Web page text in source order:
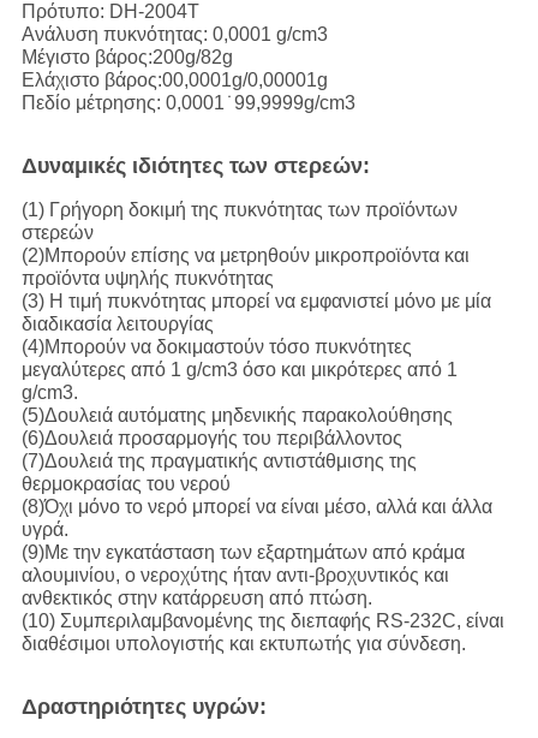
Πρότυπο: DH-2004T
Ανάλυση πυκνότητας: 0,0001 g/cm3
Μέγιστο βάρος:200g/82g
Ελάχιστο βάρος:00,0001g/0,00001g
Πεδίο μέτρησης: 0,0001 ̇ 99,9999g/cm3
Δυναμικές ιδιότητες των στερεών:
(1) Γρήγορη δοκιμή της πυκνότητας των προϊόντων
στερεών
(2)Μπορούν επίσης να μετρηθούν μικροπροϊόντα και
προϊόντα υψηλής πυκνότητας
(3) Η τιμή πυκνότητας μπορεί να εμφανιστεί μόνο με μία
διαδικασία λειτουργίας
(4)Μπορούν να δοκιμαστούν τόσο πυκνότητες
μεγαλύτερες από 1 g/cm3 όσο και μικρότερες από 1
g/cm3.
(5)Δουλειά αυτόματης μηδενικής παρακολούθησης
(6)Δουλειά προσαρμογής του περιβάλλοντος
(7)Δουλειά της πραγματικής αντιστάθμισης της
θερμοκρασίας του νερού
(8)Όχι μόνο το νερό μπορεί να είναι μέσο, αλλά και άλλα
υγρά.
(9)Με την εγκατάσταση των εξαρτημάτων από κράμα
αλουμινίου, ο νεροχύτης ήταν αντι-βροχυντικός και
ανθεκτικός στην κατάρρευση από πτώση.
(10) Συμπεριλαμβανομένης της διεπαφής RS-232C, είναι
διαθέσιμοι υπολογιστής και εκτυπωτής για σύνδεση.
Δραστηριότητες υγρών: